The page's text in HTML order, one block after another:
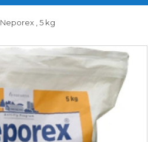
Neporex , 5 kg